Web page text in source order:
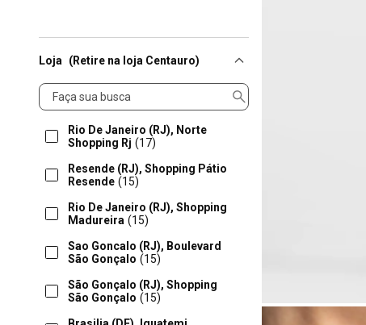
Loja (Retire na loja Centauro)
Loja
Rio De Janeiro (RJ), Norte
Shopping Rj (17)
Resende (RJ), Shopping Pátio
Resende (15)
Rio De Janeiro (RJ), Shopping
Madureira (15)
Sao Goncalo (RJ), Boulevard
São Gonçalo (15)
São Gonçalo (RJ), Shopping
São Gonçalo (15)